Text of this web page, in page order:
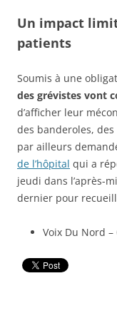
Un impact
patients
Soumis à une
des grévistes vont
d’afficher leur
des banderoles,
par ailleurs
de l’hôpital qui a
jeudi dans l’après-
dernier pour
Voix Du Nord